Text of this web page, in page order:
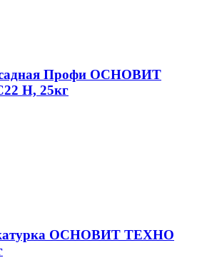
Профи ОСНОВИТ
H, 25кг
ОСНОВИТ ТЕХНО